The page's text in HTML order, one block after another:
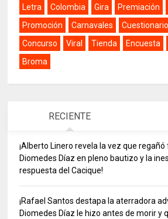
Letra Colombia Gira Premiación
Promoción
Carnavales Cuestionario
Concurso
Viral Tienda Encuesta
Broma
RECIENTE
¡Alberto Linero revela la vez que
Diomedes Díaz en pleno bautizo y la
respuesta del Cacique!
¡Rafael Santos destapa la aterradora
Diomedes Díaz le hizo antes de morir y